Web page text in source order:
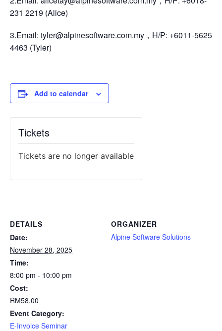
231 2219 (Alice)
3.Email: tyler@alpinesoftware.com.my，H/P: +6011-5625
4463 (Tyler)
Add to calendar
DETAILS
Date:
November 28, 2025
Time:
8:00 pm - 10:00 pm
Cost:
RM58.00
Event Category:
E-Invoice Seminar
ORGANIZER
Alpine Software Solutions
Tickets
Tickets are no longer available